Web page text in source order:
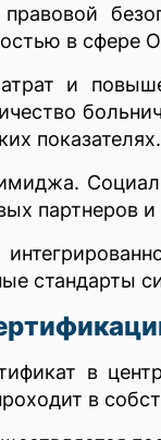
правовой
в сфере
и
показателях.
партнеров
стандарты
в
в